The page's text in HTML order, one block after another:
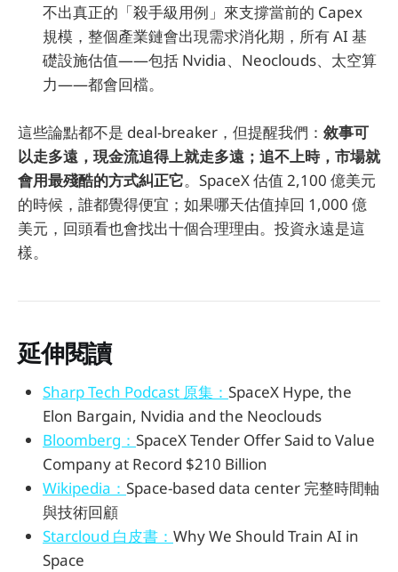
不出真正的「殺手級用例」來支撐當前的 Capex
規模，整個產業鏈會出現需求消化期，所有 AI 基
礎設施估值——包括 Nvidia、Neoclouds、太空算
力——都會回檔。
這些論點都不是 deal-breaker，但提醒我們： 敘事可
以走多遠，現金流追得上就走多遠；追不上時，市場就
會用最殘酷的方式糾正它。SpaceX 估值 2,100 億美元
的時候，誰都覺得便宜；如果哪天估值掉回 1,000 億
美元，回頭看也會找出十個合理理由。投資永遠是這
樣。
延伸閱讀
Sharp Tech Podcast 原集： SpaceX Hype, the
Elon Bargain, Nvidia and the Neoclouds
Bloomberg： SpaceX Tender Offer Said to Value
Company at Record $210 Billion
Wikipedia： Space-based data center 完整時間軸
與技術回顧
Starcloud 白皮書： Why We Should Train AI in
Space